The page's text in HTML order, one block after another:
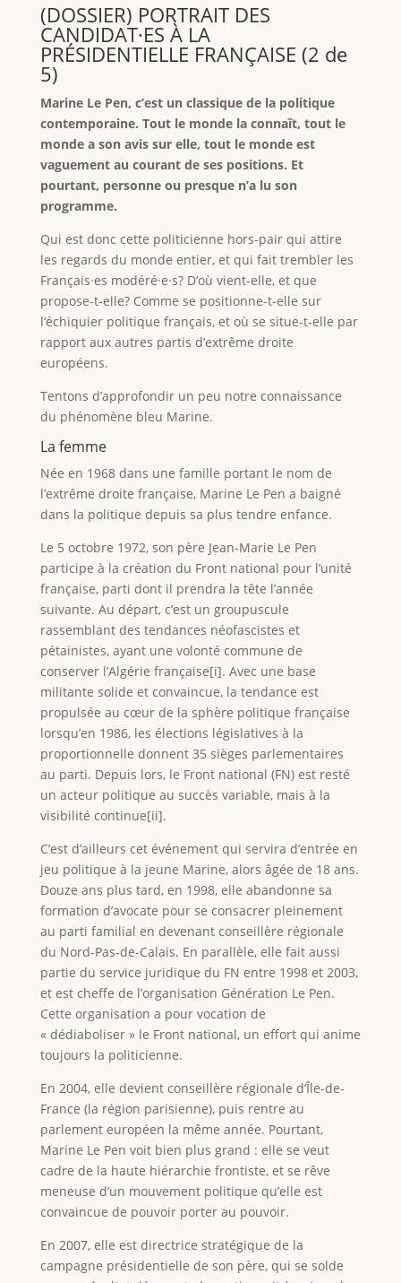
(DOSSIER) PORTRAIT DES
CANDIDAT·ES À LA
PRÉSIDENTIELLE FRANÇAISE (2 de
5)
Marine Le Pen, c’est un classique de la politique
contemporaine. Tout le monde la connaît, tout le
monde a son avis sur elle, tout le monde est
vaguement au courant de ses positions. Et
pourtant, personne ou presque n’a lu son
programme.
Qui est donc cette politicienne hors-pair qui attire
les regards du monde entier, et qui fait trembler les
Français·es modéré·e·s? D’où vient-elle, et que
propose-t-elle? Comme se positionne-t-elle sur
l’échiquier politique français, et où se situe-t-elle par
rapport aux autres partis d’extrême droite
européens.
Tentons d’approfondir un peu notre connaissance
du phénomène bleu Marine.
La femme
Née en 1968 dans une famille portant le nom de
l’extrême droite française, Marine Le Pen a baigné
dans la politique depuis sa plus tendre enfance.
Le 5 octobre 1972, son père Jean-Marie Le Pen
participe à la création du Front national pour l’unité
française, parti dont il prendra la tête l’année
suivante. Au départ, c’est un groupuscule
rassemblant des tendances néofascistes et
pétainistes, ayant une volonté commune de
conserver l’Algérie française[i]. Avec une base
militante solide et convaincue, la tendance est
propulsée au cœur de la sphère politique française
lorsqu’en 1986, les élections législatives à la
proportionnelle donnent 35 sièges parlementaires
au parti. Depuis lors, le Front national (FN) est resté
un acteur politique au succès variable, mais à la
visibilité continue[ii].
C’est d’ailleurs cet événement qui servira d’entrée en
jeu politique à la jeune Marine, alors âgée de 18 ans.
Douze ans plus tard, en 1998, elle abandonne sa
formation d’avocate pour se consacrer pleinement
au parti familial en devenant conseillère régionale
du Nord-Pas-de-Calais. En parallèle, elle fait aussi
partie du service juridique du FN entre 1998 et 2003,
et est cheffe de l’organisation Génération Le Pen.
Cette organisation a pour vocation de
« dédiaboliser » le Front national, un effort qui anime
toujours la politicienne.
En 2004, elle devient conseillère régionale d’Île-de-
France (la région parisienne), puis rentre au
parlement européen la même année. Pourtant,
Marine Le Pen voit bien plus grand : elle se veut
cadre de la haute hiérarchie frontiste, et se rêve
meneuse d’un mouvement politique qu’elle est
convaincue de pouvoir porter au pouvoir.
En 2007, elle est directrice stratégique de la
campagne présidentielle de son père, qui se solde